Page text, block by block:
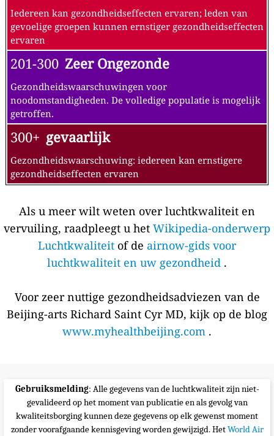
Iedereen kan gezondheidseffecten ervaren; leden van
gevoelige groepen kunnen ernstiger gezondheidseffecten
ervaren
201-300 Zeer Ongezonde
Gezondheidswaarschuwingen voor
noodomstandigheden. De volledige populatie is mogelijk
getroffen.
300+ gevaarlijk
Gezondheidswaarschuwing: iedereen kan ernstigere
gezondheidseffecten ervaren
Als u meer wilt weten over luchtkwaliteit en
vervuiling, raadpleegt u het Wikipedia-onderwerp
Luchtkwaliteit of de airnow-gids voor
luchtkwaliteit en uw gezondheid .
Voor zeer nuttige gezondheidsadviezen van de
Beijing-arts Richard Saint Cyr MD, kijk op de blog
www.myhealthbeijing.com .
Gebruiksmelding: Alle gegevens van de luchtkwaliteit zijn niet-
gevalideerd op het moment van publicatie en als gevolg van
kwaliteitsborging kunnen deze gegevens op elk gewenst moment
zonder voorafgaande kennisgeving worden gewijzigd. HetWorld Air